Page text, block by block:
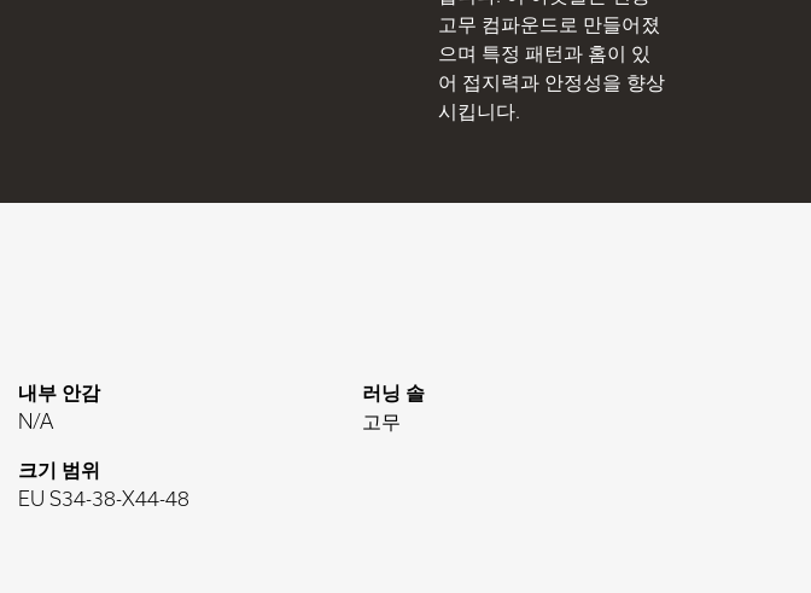
고무 컴파운드로 만들어졌
으며 특정 패턴과 홈이 있
어 접지력과 안정성을 향상
시킵니다.
내부 안감
N/A
러닝 솔
고무
크기 범위
EU S34-38-X44-48